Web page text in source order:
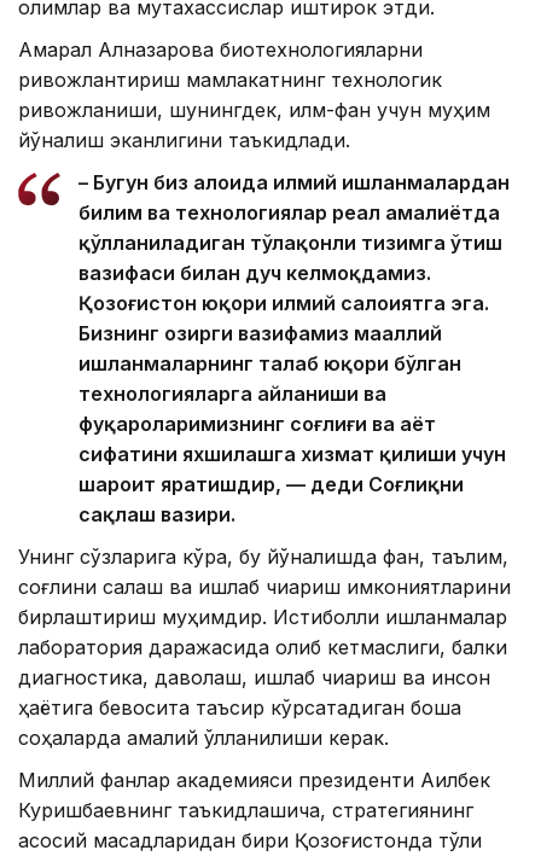
олимлар ва мутахассислар иштирок этди.
Ақмарал Алназарова биотехнологияларни
ривожлантириш мамлакатнинг технологик
ривожланиши, шунингдек, илм-фан учун муҳим
йўналиш эканлигини таъкидлади.
– Бугун биз алоҳида илмий ишланмалардан
билим ва технологиялар реал амалиётда
қўлланиладиган тўлақонли тизимга ўтиш
вазифаси билан дуч келмоқдамиз.
Қозоғистон юқори илмий салоҳиятга эга.
Бизнинг ҳозирги вазифамиз маҳаллий
ишланмаларнинг талаб юқори бўлган
технологияларга айланиши ва
фуқароларимизнинг соғлиғи ва ҳаёт
сифатини яхшилашга хизмат қилиши учун
шароит яратишдир, — деди Соғлиқни
сақлаш вазири.
Унинг сўзларига кўра, бу йўналишда фан, таълим,
соғлиқни сақлаш ва ишлаб чиқариш имкониятларини
бирлаштириш муҳимдир. Истиқболли ишланмалар
лаборатория даражасида қолиб кетмаслиги, балки
диагностика, даволаш, ишлаб чиқариш ва инсон
ҳаётига бевосита таъсир кўрсатадиган бошқа
соҳаларда амалий қўлланилиши керак.
Миллий фанлар академияси президенти Ақилбек
Куришбаевнинг таъкидлашича, стратегиянинг
асосий мақсадларидан бири Қозоғистонда тўлиқ